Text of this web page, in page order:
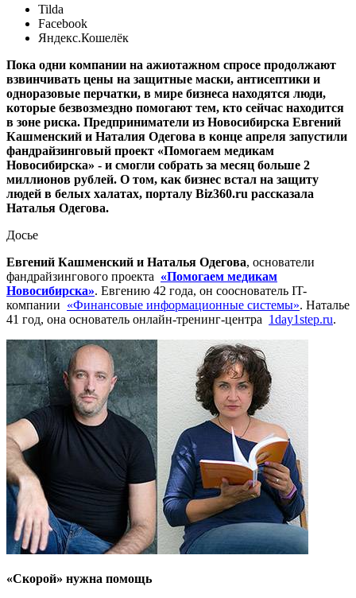
Tilda
Facebook
Яндекс.Кошелёк
Пока одни компании на ажиотажном спросе продолжают
взвинчивать цены на защитные маски, антисептики и
одноразовые перчатки, в мире бизнеса находятся люди,
которые безвозмездно помогают тем, кто сейчас находится
в зоне риска. Предприниматели из Новосибирска Евгений
Кашменский и Наталия Одегова в конце апреля запустили
фандрайзинговый проект «Помогаем медикам
Новосибирска» - и смогли собрать за месяц больше 2
миллионов рублей. О том, как бизнес встал на защиту
людей в белых халатах, порталу Biz360.ru рассказала
Наталья Одегова.
Досье
Евгений Кашменский и Наталья Одегова, основатели
фандрайзингового проекта «Помогаем медикам
Новосибирска». Евгению 42 года, он сооснователь IT-
компании «Финансовые информационные системы». Наталье
41 год, она основатель онлайн-тренинг-центра 1day1step.ru.
«Скорой» нужна помощь